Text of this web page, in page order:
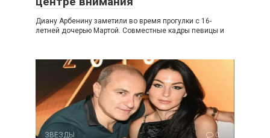
Диану Арбенину заметили во время прогулки с 16-
летней дочерью Мартой. Совместные кадры певицы и
ЗВЕЗДЫ 0